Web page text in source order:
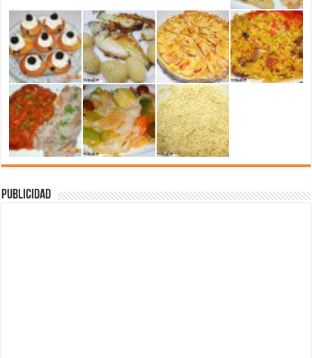
Publicidad